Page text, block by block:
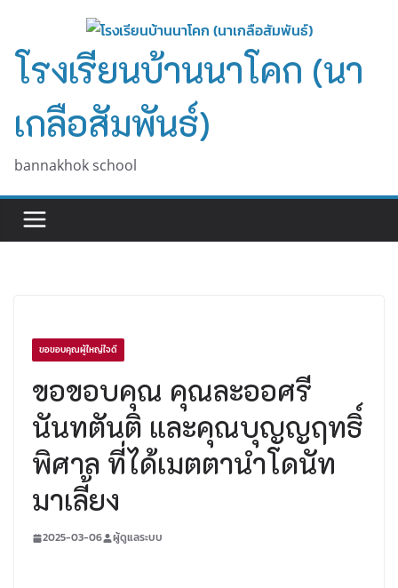
content
โรงเรียนบ้านนาโคก (นา
เกลือสัมพันธ์)
bannakhok school
ขอขอบคุณผู้ใหญ่ใจดี
ขอขอบคุณ คุณละออศรี
นันทตันติ และคุณบุญญฤทธิ์
พิศาล ที่ได้เมตตานำโดนัท
มาเลี้ยง
2025-03-06 ผู้ดูแลระบบ